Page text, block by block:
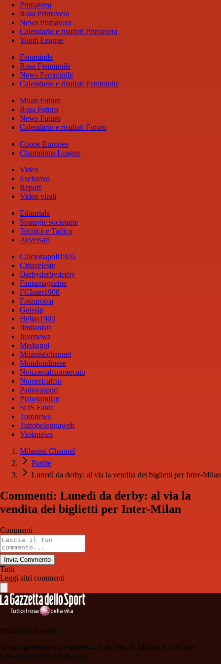
Primavera
Rosa Primavera
News Primavera
Calendario e risultati Primavera
Youth League
Femminile
Rosa Femminile
News Femminile
Calendario e risultati Femminile
Milan Futuro
Rosa Futuro
News Futuro
Calendario e risultati Futuro
Coppe Europee
Champions League
Video
Esclusivo
Report
Video virali
Editoriale
Strategie societarie
Tecnica e Tattica
Avversari
Calcionapoli1926
Cittaceleste
Derbyderbyderby
Fantamagazine
FCInter1908
Forzaroma
Golssip
Hellas1903
Ilmilanista
Juvenews
Mediagol
Milanistichannel
Mondoudinese
Notiziecalciomercato
Numericalcio
Padovasport
Pianetamilan
SOS Fanta
Toronews
Tuttobolognaweb
Violanews
Milanisti Channel
Partite
Lunedì da derby: al via la vendita dei biglietti per Inter-Milan
Commenti: Lunedì da derby: al via la
vendita dei biglietti per Inter-Milan
Commenti
Invia Commento
Tutti
Leggi altri commenti
Milanisti Channel
Testata giornalistica registrata - Aut. Trib. di Milano n. 6415 del
6/06/2024 DDD Media Srls